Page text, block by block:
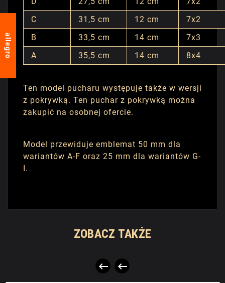
C
31,5 cm 12 cm
7x2
B
33,5 cm 14 cm
7x3
A
35,5 cm 14 cm 8x4
Ten model pucharu występuje także w wersji
z pokrywką. Ten puchar z pokrywką można
zakupić na osobnej ofercie.
Model przewiduje emblemat 50 mm dla
wariantów A-F oraz 25 mm dla wariantów G-
I.
ZOBACZ TAKŻE
 
allegro